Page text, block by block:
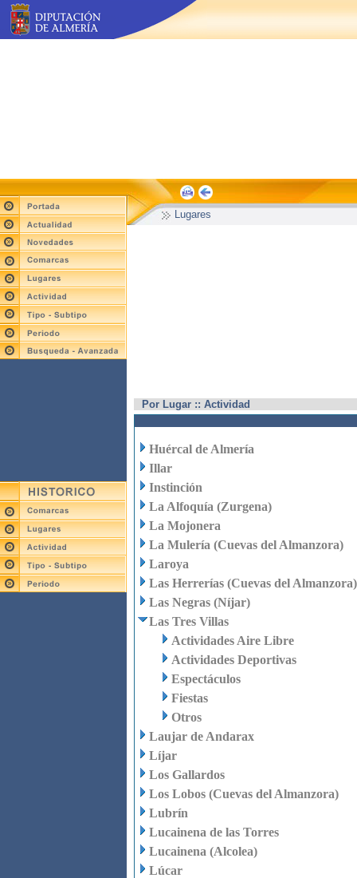
Lugares
Por Lugar :: Actividad
Huércal de Almería
Illar
Instinción
La Alfoquía (Zurgena)
La Mojonera
La Mulería (Cuevas del Almanzora)
Laroya
Las Herrerías (Cuevas del Almanzora)
Las Negras (Níjar)
Las Tres Villas
Actividades Aire Libre
Actividades Deportivas
Espectáculos
Fiestas
Otros
Laujar de Andarax
Líjar
Los Gallardos
Los Lobos (Cuevas del Almanzora)
Lubrín
Lucainena de las Torres
Lucainena (Alcolea)
Lúcar